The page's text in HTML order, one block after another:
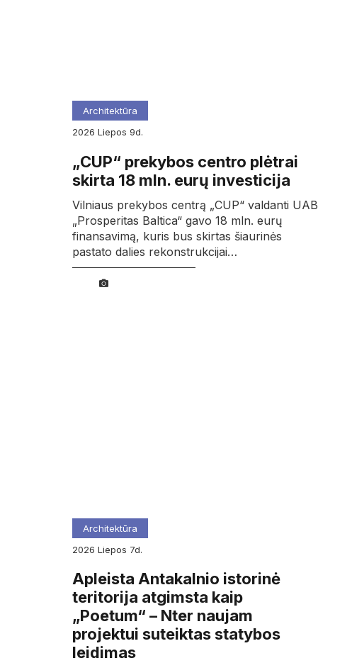
Architektūra
2026
liepos 9d.
„CUP“ prekybos centro plėtrai
skirta 18 mln. eurų investicija
Vilniaus prekybos centrą „CUP“ valdanti UAB
„Prosperitas Baltica“ gavo 18 mln. eurų
finansavimą, kuris bus skirtas šiaurinės
pastato dalies rekonstrukcijai…
Architektūra
2026
liepos 7d.
Apleista Antakalnio istorinė
teritorija atgimsta kaip
„Poetum“ – Nter naujam
projektui suteiktas statybos
leidimas